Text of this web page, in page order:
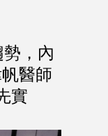
，內
醫師
實